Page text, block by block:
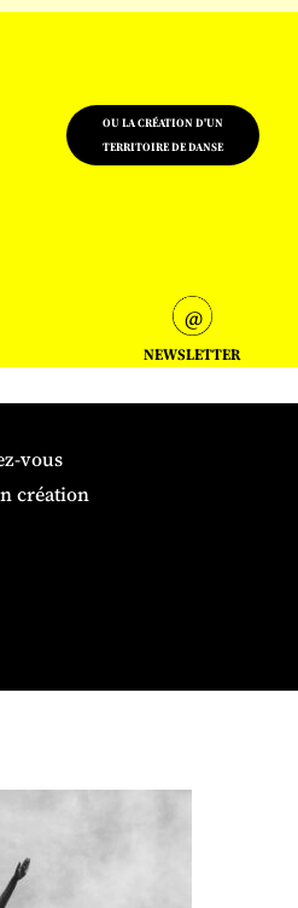
OU LA CRÉATION D'UN
TERRITOIRE DE DANSE
NEWSLETTER
vous
création